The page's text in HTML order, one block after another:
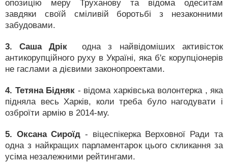
опозицію меру Труханову та відома одеситам
завдяки своїй сміливій боротьбі з незаконними
забудовами.
3. Саша Дрік ­ одна з найвідоміших активісток
антикорупційного руху в Україні, яка б'є корупціонерів
не гаслами а дієвими законопроектами.
4. Тетяна Бідняк - відома харківська волонтерка , яка
підняла весь Харків, коли треба було нагодувати і
озброїти армію в 2014-му.
5. Оксана Сироїд - віцеспікерка Верховної Ради та
одна з найкращих парламентарок цього скликання за
усіма незалежними рейтингами.